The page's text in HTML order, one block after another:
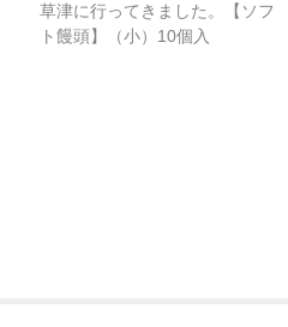
草津に行ってきました。【ソフ
ト饅頭】（小）10個入